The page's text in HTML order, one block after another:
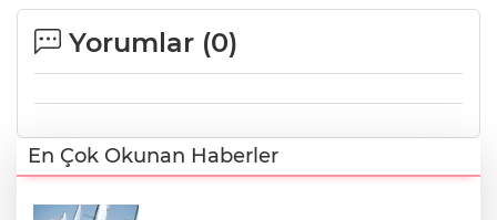
Yorumlar (0)
En Çok Okunan Haberler